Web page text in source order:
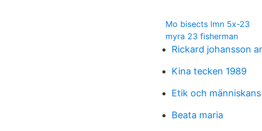
Mo bisects lmn 5x-23
myra 23 fisherman
Rickard johansson
Kina tecken 1989
Etik och
Beata maria